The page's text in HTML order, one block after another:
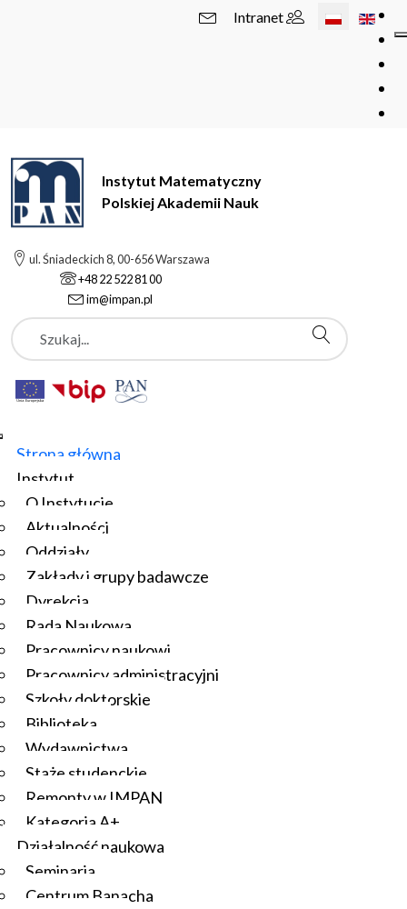
Wybierz swój
Intranet
Instytut Matematyczny
Polskiej Akademii Nauk
ul. Śniadeckich 8, 00-656 Warszawa
+48 22 522 81 00
im@impan.pl
Szukaj
Strona główna
Instytut
O Instytucie
Aktualności
Oddziały
Zakłady i grupy badawcze
Dyrekcja
Rada Naukowa
Pracownicy naukowi
Pracownicy administracyjni
Szkoły doktorskie
Biblioteka
Wydawnictwa
Staże studenckie
Remonty w IMPAN
Kategoria A+
Działalność naukowa
Seminaria
Centrum Banacha